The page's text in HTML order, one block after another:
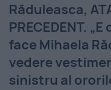
Răduleasca,
PRECEDENT.
face Mihaela
vedere
sinistru al